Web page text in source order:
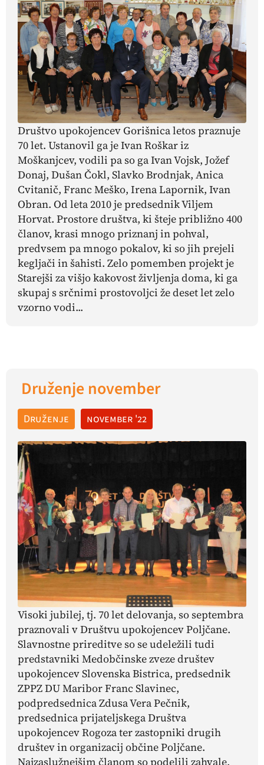
Društvo upokojencev Gorišnica letos praznuje
70 let. Ustanovil ga je Ivan Roškar iz
Moškanjcev, vodili pa so ga Ivan Vojsk, Jožef
Donaj, Dušan Čokl, Slavko Brodnjak, Anica
Cvitanič, Franc Meško, Irena Lapornik, Ivan
Obran. Od leta 2010 je predsednik Viljem
Horvat. Prostore društva, ki šteje približno 400
članov, krasi mnogo priznanj in pohval,
predvsem pa mnogo pokalov, ki so jih prejeli
kegljači in šahisti. Zelo pomemben projekt je
Starejši za višjo kakovost življenja doma, ki ga
skupaj s srčnimi prostovoljci že deset let zelo
vzorno vodi...
Druženje november
Druženje november '22
Visoki jubilej, tj. 70 let delovanja, so septembra
praznovali v Društvu upokojencev Poljčane.
Slavnostne prireditve so se udeležili tudi
predstavniki Medobčinske zveze društev
upokojencevSlovenska Bistrica, predsednik
ZPPZ DU Maribor Franc Slavinec,
podpredsednica Zdusa Vera Pečnik,
predsednica prijateljskega Društva
upokojencev Rogoza ter zastopniki drugih
društev in organizacij občine Poljčane.
Najzaslužnejšim članom so podelili zahvale,